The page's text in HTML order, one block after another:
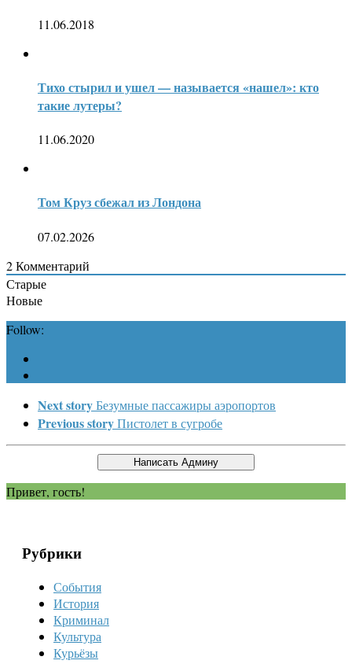
11.06.2018
Тихо стырил и ушел — называется «нашел»: кто
такие лутеры?
11.06.2020
Том Круз сбежал из Лондона
07.02.2026
2Комментарий
Старые
Новые
Follow:
Next storyБезумные пассажиры аэропортов
Previous storyПистолет в сугробе
Привет, гость!
Рубрики
События
История
Криминал
Культура
Курьёзы